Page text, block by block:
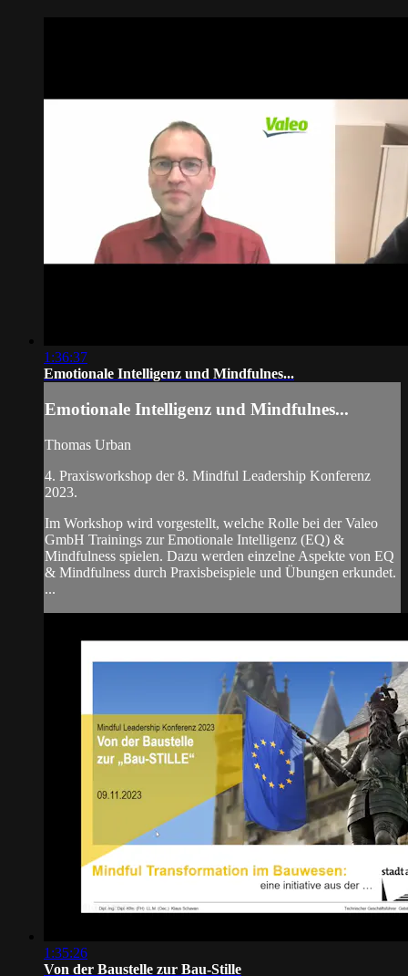
1:36:37
Emotionale Intelligenz und Mindfulnes...
Emotionale Intelligenz und Mindfulnes...
Thomas Urban
4. Praxisworkshop der 8. Mindful Leadership Konferenz
2023.
Im Workshop wird vorgestellt, welche Rolle bei der Valeo
GmbH Trainings zur Emotionale Intelligenz (EQ) &
Mindfulness spielen. Dazu werden einzelne Aspekte von EQ
& Mindfulness durch Praxisbeispiele und Übungen erkundet.
...
1:35:26
Von der Baustelle zur Bau-Stille